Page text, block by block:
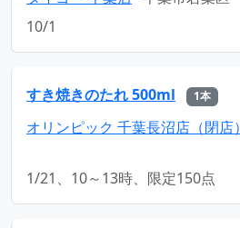
10/1
すき焼きのたれ 500ml 1本
オリンピック 千葉長沼店（閉店）
1/21、10～13時、限定150点